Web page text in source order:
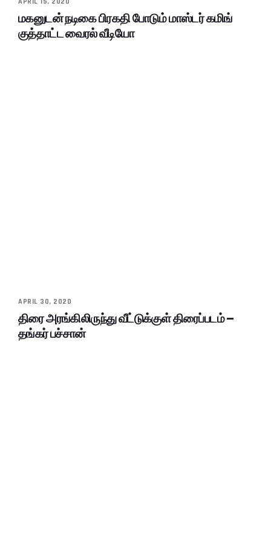
மகனுடன் நடிகை பிரகதி போடும் மாஸ்டர் கமிங்
குத்தாட்ட வைரல் வீடியோ
APRIL 30, 2020
திரை அரங்கிலிருந்து வீட்டுக்குள் திரைப்படம் –
தங்கர் பச்சான்